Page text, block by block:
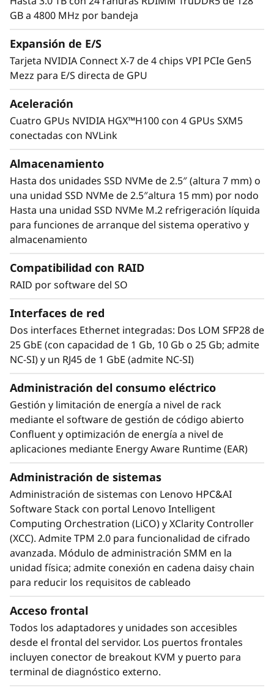
y
S
e
v
e
Acelerar sus aplicaciones
El ThinkSystem SD665-N V3 tiene cuatro GPUs
NVIDIA H100 Tensor Core interconectadas
mediante NVLink para ofrecer importantes
mejoras en el rendimiento para cargas de
trabajo de HPC, entrenamiento de IA e
inferencias. Con NVIDIA
acelerar más de 700 aplicaciones de HPC
soportadas y todos los principales marcos de
• Química, como Gaussian y GROMACS
• Elementos finitos, como LS-DYNA y Simulia
Abaqus
ANSYS Fluent
• Dinámica molecular, como NAMD y AMBER
• Meteorología y climatología, como WRF e
ICON
Soluciones escalables
El Lenovo ThinkSystem SD665-N V3, se ofrece
GB a 4800 MHz por bandeja
Expansión de E/S
Tarjeta NVIDIA Connect X-7 de 4 chips VPI PCIe Gen5
Mezz para E/S directa de GPU
Aceleración
Cuatro GPUs NVIDIA HGX™H100 con 4 GPUs SXM5
conectadas con NVLink
Almacenamiento
Hasta dos unidades SSD NVMe de 2.5″ (altura 7 mm) o
una unidad SSD NVMe de 2.5″altura 15 mm) por nodo
Hasta una unidad SSD NVMe M.2 refrigeración líquida
para funciones de arranque del sistema operativo y
almacenamiento
Compatibilidad con RAID
RAID por software del SO
Interfaces de red
Dos interfaces Ethernet integradas: Dos LOM SFP28 de
25 GbE (con capacidad de 1 Gb, 10 Gb o 25 Gb; admite
NC-SI) y un RJ45 de 1 GbE (admite NC-SI)
Administración del consumo eléctrico
Gestión y limitación de energía a nivel de rack
mediante el software de gestión de código abierto
Confluent y optimización de energía a nivel de
aplicaciones mediante Energy Aware Runtime (EAR)
Administración de sistemas
Administración de sistemas con Lenovo HPC&AI
Software Stack con portal Lenovo Intelligent
Computing Orchestration (LiCO) y XClarity Controller
(XCC). Admite TPM 2.0 para funcionalidad de cifrado
avanzada. Módulo de administración SMM en la
unidad física; admite conexión en cadena daisy chain
para reducir los requisitos de cableado
Acceso frontal
Todos los adaptadores y unidades son accesibles
desde el frontal del servidor. Los puertos frontales
incluyen conector de breakout KVM y puerto para
terminal de diagnóstico externo.